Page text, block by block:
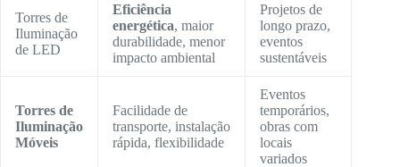
Torres de
Iluminação
de LED
Eficiência
energética, maior
durabilidade, menor
impacto ambiental
Projetos de
longo prazo,
eventos
sustentáveis
Torres de
Iluminação
Móveis
Facilidade de
transporte, instalação
rápida, flexibilidade
Eventos
temporários,
obras com
locais
variados